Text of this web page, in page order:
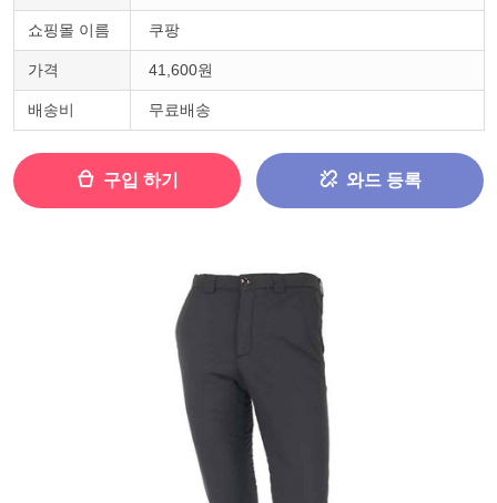
쇼핑몰 이름 쿠팡
가격 41,600원
배송비 무료배송
구입 하기 와드 등록